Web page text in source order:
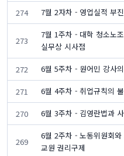
274 7월 2자차 - 영업실적 부
273
7월 1주차 - 대학 청소노
실무상 시사점
272 6월 5주차 - 원어민 강사
271 6월 4주차 - 취업규칙의
270 6월 3주차 - 김영란법과
269
6월 2주차 - 노동위원회
교원 권리구제